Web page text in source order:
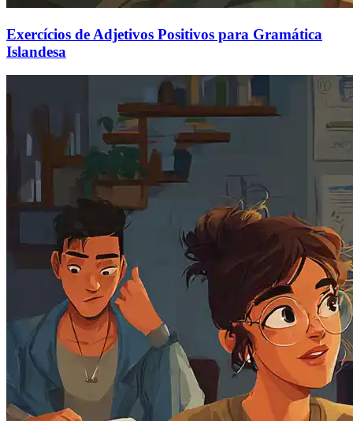
Exercícios de Adjetivos Positivos para Gramática
Islandesa